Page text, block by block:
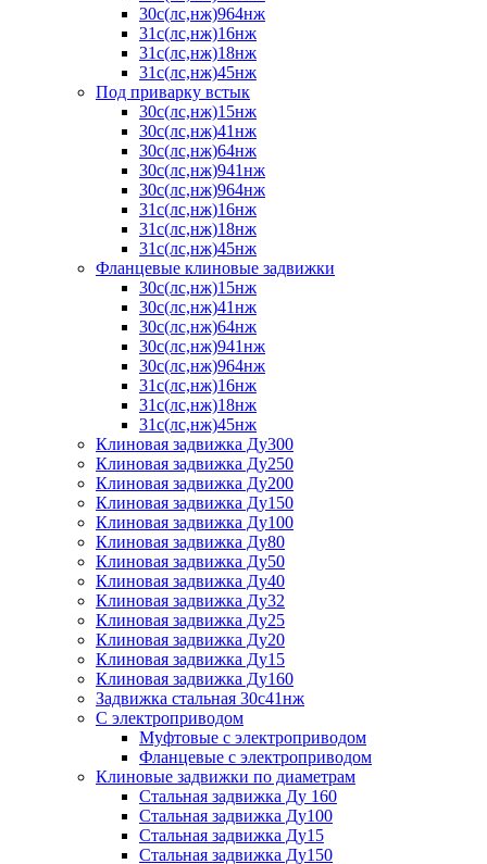
30с(лс,нж)964нж
31с(лс,нж)16нж
31с(лс,нж)18нж
31с(лс,нж)45нж
Под приварку встык
30с(лс,нж)15нж
30с(лс,нж)41нж
30с(лс,нж)64нж
30с(лс,нж)941нж
30с(лс,нж)964нж
31с(лс,нж)16нж
31с(лс,нж)18нж
31с(лс,нж)45нж
Фланцевые клиновые задвижки
30с(лс,нж)15нж
30с(лс,нж)41нж
30с(лс,нж)64нж
30с(лс,нж)941нж
30с(лс,нж)964нж
31с(лс,нж)16нж
31с(лс,нж)18нж
31с(лс,нж)45нж
Клиновая задвижка Ду300
Клиновая задвижка Ду250
Клиновая задвижка Ду200
Клиновая задвижка Ду150
Клиновая задвижка Ду100
Клиновая задвижка Ду80
Клиновая задвижка Ду50
Клиновая задвижка Ду40
Клиновая задвижка Ду32
Клиновая задвижка Ду25
Клиновая задвижка Ду20
Клиновая задвижка Ду15
Клиновая задвижка Ду160
Задвижка стальная 30с41нж
С электроприводом
Муфтовые с электроприводом
Фланцевые с электроприводом
Клиновые задвижки по диаметрам
Стальная задвижка Ду 160
Стальная задвижка Ду100
Стальная задвижка Ду15
Стальная задвижка Ду150